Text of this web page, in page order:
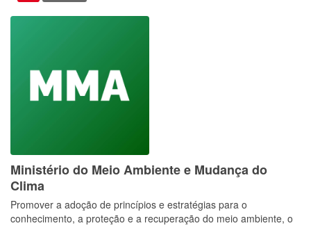
Ministério do Meio Ambiente e Mudança do
Clima
Promover a adoção de princípios e estratégias para o
conhecimento, a proteção e a recuperação do meio ambiente, o